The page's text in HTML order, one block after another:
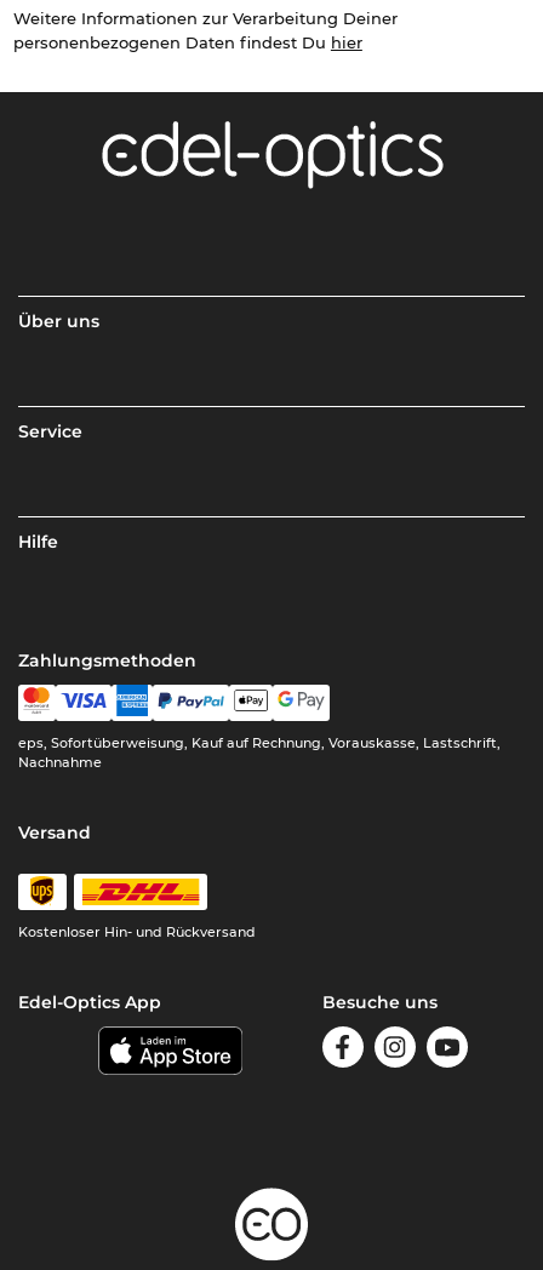
Weitere Informationen zur Verarbeitung Deiner
personenbezogenen Daten findest Du hier
Über uns
Service
Hilfe
Zahlungsmethoden
eps, Sofortüberweisung, Kauf auf Rechnung, Vorauskasse, Lastschrift,
Nachnahme
Versand
Kostenloser Hin- und Rückversand
Edel-Optics App Besuche uns